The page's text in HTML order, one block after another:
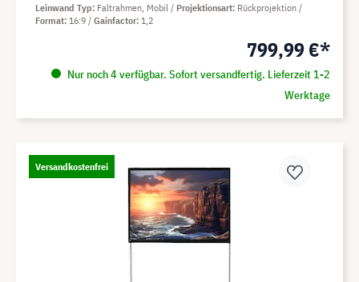
799,99 €*
Nur noch 4 verfügbar. Sofort versandfertig. Lieferzeit 1-2
Werktage
Leinwand Typ Faltrahmen, Mobil Projektionsart Rückprojektion
Format 16:9 Gainfactor 1,2
Versandkostenfrei